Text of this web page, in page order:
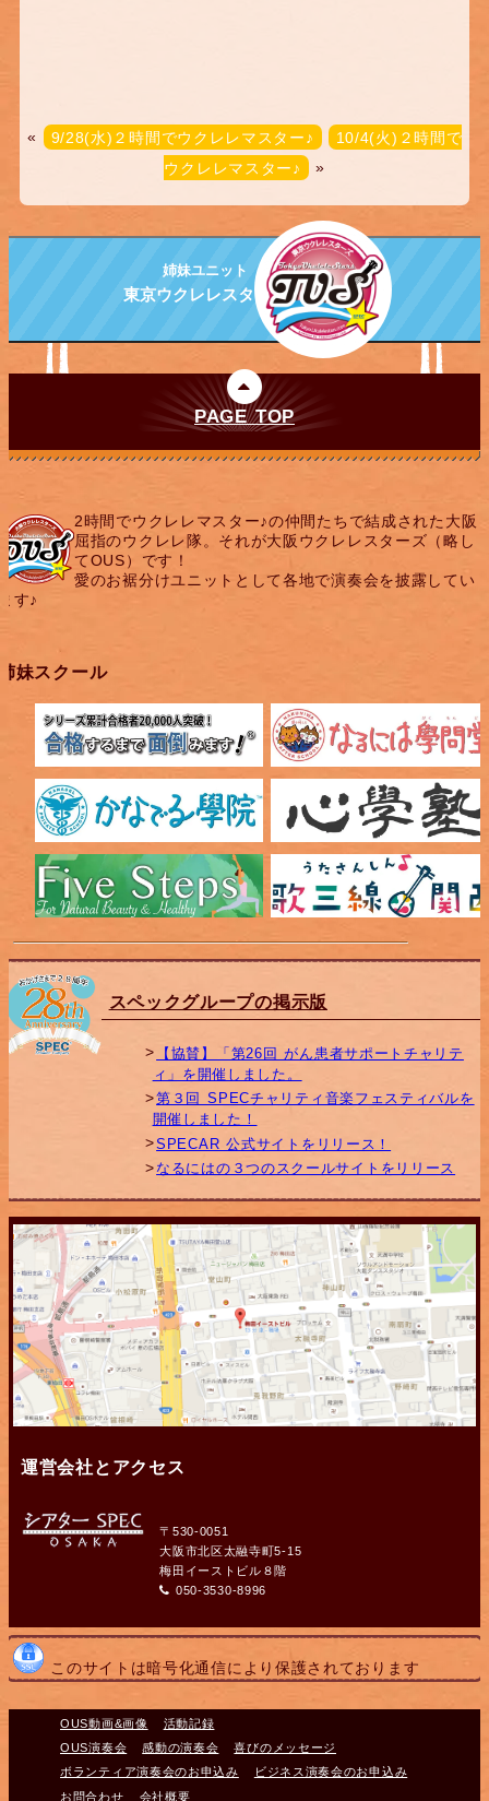
« 9/28(水)２時間でウクレレマスター♪
10/4(火)２時間で
ウクレレマスター♪ »
姉妹ユニット
東京ウクレレスターズ
PAGE TOP
2時間でウクレレマスター♪の仲間たちで結成された大阪
屈指のウクレレ隊。それが大阪ウクレレスターズ（略し
てOUS）です！
愛のお裾分けユニットとして各地で演奏会を披露してい
す♪
妹スクール
スペックグループの掲示版
【協賛】「第26回 がん患者サポートチャリテ
ィ」を開催しました。
第３回 SPECチャリティ音楽フェスティバルを
開催しました！
SPECAR 公式サイトをリリース！
なるにはの３つのスクールサイトをリリース
運営会社とアクセス
〒530-0051
大阪市北区太融寺町5-15
梅田イーストビル８階
050-3530-8996
このサイトは暗号化通信により保護されております
OUS動画&画像
活動記録
OUS演奏会
感動の演奏会
喜びのメッセージ
ボランティア演奏会のお申込み
ビジネス演奏会のお申込み
お問合わせ
会社概要